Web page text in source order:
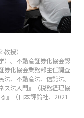
授）
）。不動産証券化協会認
券化協会業務部主任調査
、不動産法、信託法。
ス法入門』（税務経理協
』（日本評論社、2021